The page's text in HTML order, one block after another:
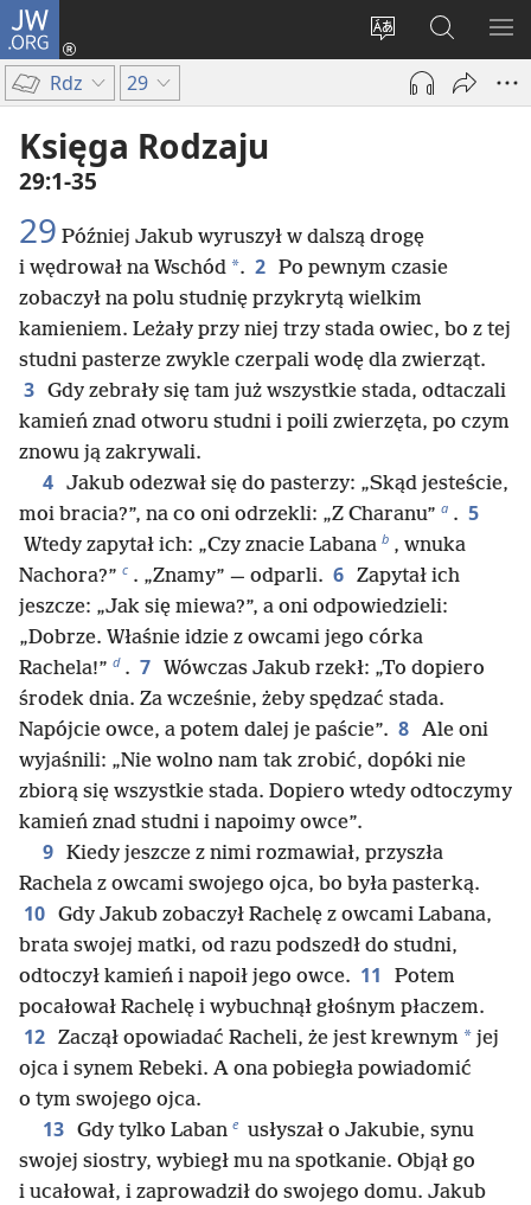
JW.ORG
Wybór
języka
Logowanie
(opens
window)
Szukaj
na
JW.ORG
Rdz 29
Księga Rodzaju
29:1-35
29 Później Jakub wyruszył w dalszą drogę
i wędrował na Wschód *. 2 Po pewnym czasie
zobaczył na polu studnię przykrytą wielkim
kamieniem. Leżały przy niej trzy stada owiec, bo z tej
studni pasterze zwykle czerpali wodę dla zwierząt.
3 Gdy zebrały się tam już wszystkie stada, odtaczali
kamień znad otworu studni i poili zwierzęta, po czym
znowu ją zakrywali.
4 Jakub odezwał się do pasterzy: „Skąd jesteście,
moi bracia?”, na co oni odrzekli: „Z Charanu” a . 5
Wtedy zapytał ich: „Czy znacie Labana b , wnuka
Nachora?” c . „Znamy” — odparli. 6 Zapytał ich
jeszcze: „Jak się miewa?”, a oni odpowiedzieli:
„Dobrze. Właśnie idzie z owcami jego córka
Rachela!” d . 7 Wówczas Jakub rzekł: „To dopiero
środek dnia. Za wcześnie, żeby spędzać stada.
Napójcie owce, a potem dalej je paście”. 8 Ale oni
wyjaśnili: „Nie wolno nam tak zrobić, dopóki nie
zbiorą się wszystkie stada. Dopiero wtedy odtoczymy
kamień znad studni i napoimy owce”.
9 Kiedy jeszcze z nimi rozmawiał, przyszła
Rachela z owcami swojego ojca, bo była pasterką.
10 Gdy Jakub zobaczył Rachelę z owcami Labana,
brata swojej matki, od razu podszedł do studni,
odtoczył kamień i napoił jego owce. 11
Potem
pocałował Rachelę i wybuchnął głośnym płaczem.
12 Zaczął opowiadać Racheli, że jest krewnym * jej
ojca i synem Rebeki. A ona pobiegła powiadomić
o tym swojego ojca.
13 Gdy tylko Laban e usłyszał o Jakubie, synu
swojej siostry, wybiegł mu na spotkanie. Objął go
i ucałował, i zaprowadził do swojego domu. Jakub